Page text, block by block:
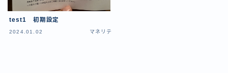
test1 初期設定
2024.01.02 マネリテ